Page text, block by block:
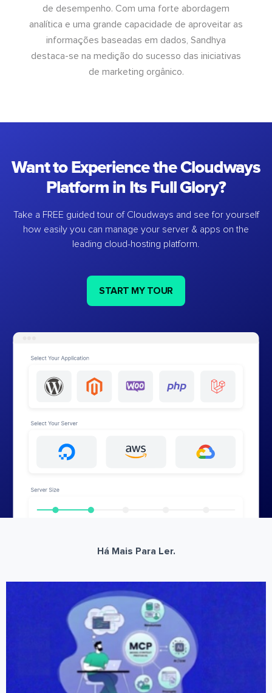
de desempenho. Com uma forte abordagem
analítica e uma grande capacidade de aproveitar as
informações baseadas em dados, Sandhya
destaca-se na medição do sucesso das iniciativas
de marketing orgânico.
Want to Experience the Cloudways
Platform in Its Full Glory?
Take a FREE guided tour of Cloudways and see for yourself
how easily you can manage your server & apps on the
leading cloud-hosting platform.
START MY TOUR
Há Mais Para Ler.